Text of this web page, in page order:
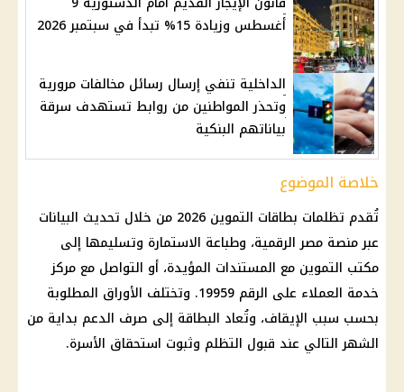
أغسطس وزيادة 15% تبدأ في سبتمبر 2026
الداخلية تنفي إرسال رسائل مخالفات مرورية
وتحذر المواطنين من روابط تستهدف سرقة
بياناتهم البنكية
خلاصة الموضوع
تُقدم تظلمات بطاقات التموين 2026
من خلال تحديث البيانات
عبرمنصة مصر الرقمية، وطباعة الاستمارة وتسليمها إلى
مكتب التموين مع المستندات المؤيدة، أو التواصل مع مركز
خدمة العملاء على الرقم 19959. وتختلف الأوراق المطلوبة
بحسب سبب الإيقاف، وتُعاد البطاقة إلى صرف الدعم بداية من
الشهر التالي عند قبول التظلم وثبوت استحقاق الأسرة.